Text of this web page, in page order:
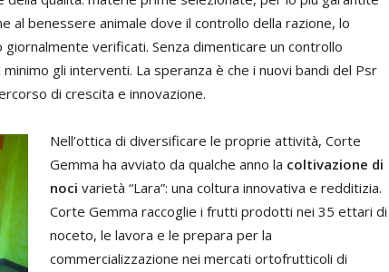
al benessere animale dove il controllo della razione, lo
giornalmente verificati. Senza dimenticare un controllo
gli interventi. La speranza è che i nuovi bandi del Psr
di crescita e innovazione.
Nell’ottica di diversificare le proprie attività, Corte
Gemma ha avviato da qualche anno la coltivazione di
noci varietà “Lara”: una coltura innovativa e redditizia.
Corte Gemma raccoglie i frutti prodotti nei 35 ettari di
noceto, le lavora e le prepara per la
commercializzazione nei mercati ortofrutticoli di